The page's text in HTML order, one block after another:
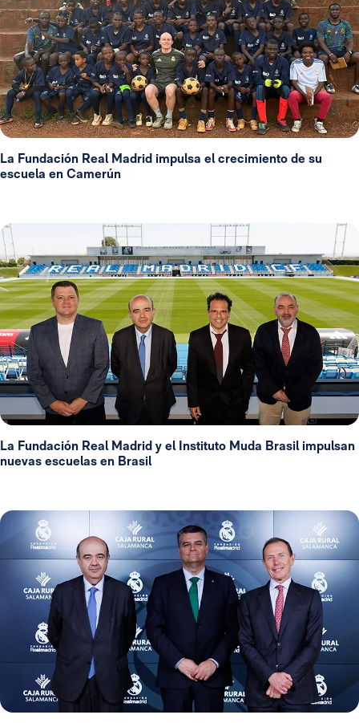
La Fundación Real Madrid impulsa el crecimiento de su
escuela en Camerún
La Fundación Real Madrid y el Instituto Muda Brasil impulsan
nuevas escuelas en Brasil